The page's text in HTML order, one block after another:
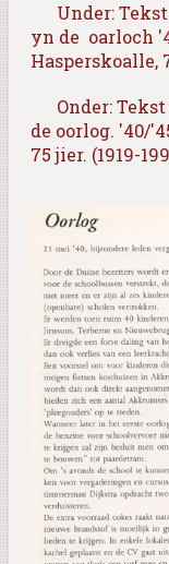
Under: Tekst
yn de oarloch
Hasperskoalle,
Onder: Tekst
de oorlog. '40/
75 jier. (1919-